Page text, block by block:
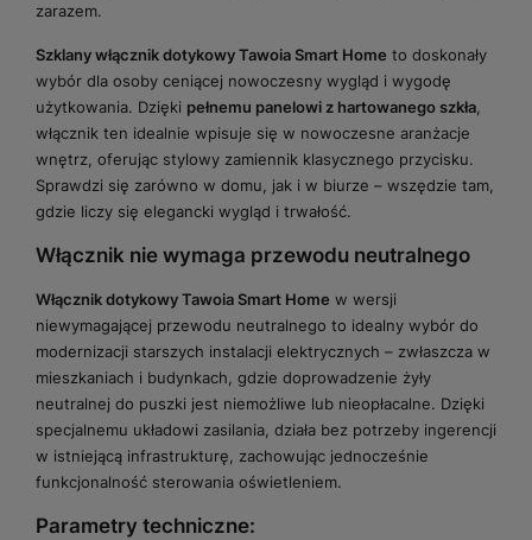
zarazem.
Szklany włącznik dotykowy Tawoia Smart Home to doskonały
wybór dla osoby ceniącej nowoczesny wygląd i wygodę
użytkowania. Dzięki pełnemu panelowi z hartowanego szkła,
włącznik ten idealnie wpisuje się w nowoczesne aranżacje
wnętrz, oferując stylowy zamiennik klasycznego przycisku.
Sprawdzi się zarówno w domu, jak i w biurze – wszędzie tam,
gdzie liczy się elegancki wygląd i trwałość.
Włącznik nie wymaga przewodu neutralnego
Włącznik dotykowy Tawoia Smart Home w wersji
niewymagającej przewodu neutralnego to idealny wybór do
modernizacji starszych instalacji elektrycznych – zwłaszcza w
mieszkaniach i budynkach, gdzie doprowadzenie żyły
neutralnej do puszki jest niemożliwe lub nieopłacalne. Dzięki
specjalnemu układowi zasilania, działa bez potrzeby ingerencji
w istniejącą infrastrukturę, zachowując jednocześnie
funkcjonalność sterowania oświetleniem.
Parametry techniczne: